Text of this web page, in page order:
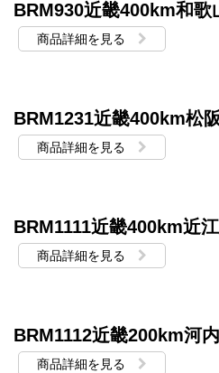
BRM930近畿400km和
商品詳細を見る
BRM1231近畿400km松
商品詳細を見る
BRM1111近畿400km近
商品詳細を見る
BRM1112近畿200km河
商品詳細を見る